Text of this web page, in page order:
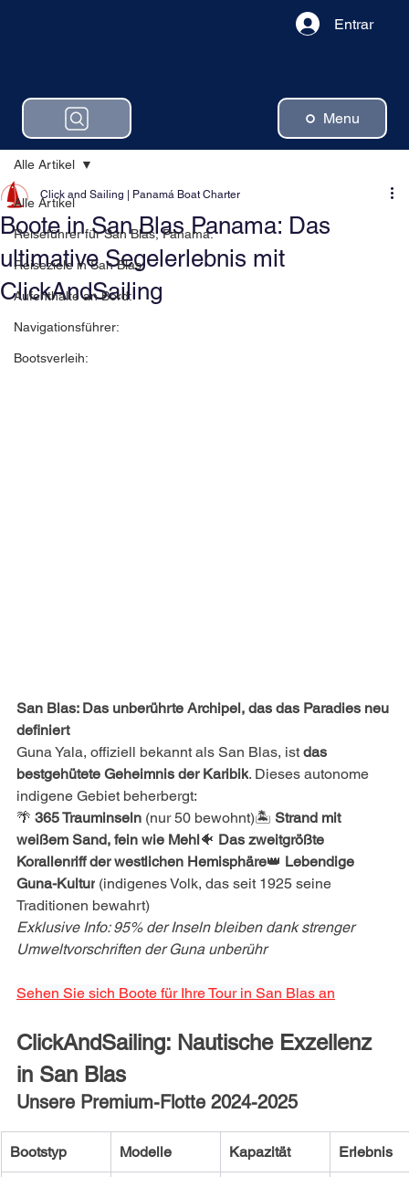
Menu
Entrar
Alle Artikel
Reiseführer für San Blas, Panama:
Reiseziele in San Blas:
Aufenthalte an Bord:
Navigationsführer:
Bootsverleih:
Alle Artikel
Boote in San Blas Panama: Das
ultimative Segelerlebnis mit
ClickAndSailing
Click and Sailing | Panamá Boat Charter
San Blas: Das unberührte Archipel, das das Paradies neu
definiert
Guna Yala, offiziell bekannt als San Blas, ist das
bestgehütete Geheimnis der Karibik. Dieses autonome
indigene Gebiet beherbergt:
🌴 365 Trauminseln (nur 50 bewohnt)🏝️ Strand mit
weißem Sand, fein wie Mehl🐠 Das zweitgrößte
Korallenriff der westlichen Hemisphäre👑 Lebendige
Guna-Kultur (indigenes Volk, das seit 1925 seine
Traditionen bewahrt)
Exklusive Info: 95% der Inseln bleiben dank strenger
Umweltvorschriften der Guna unberühr
Sehen Sie sich Boote für Ihre Tour in San Blas an
ClickAndSailing: Nautische Exzellenz
in San Blas
Unsere Premium-Flotte 2024-2025
Bootstyp Modelle Kapazität Erlebnis